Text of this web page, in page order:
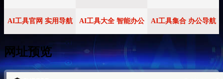
AI工具官网 实用导航 AI工具大全 智能办公 AI工具集合 办公导航
网址预览